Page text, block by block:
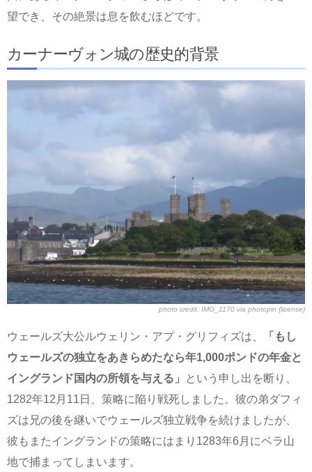
望でき、その絶景は息を飲むほどです。
カーナーヴォン城の歴史的背景
photo credit: IMG_1170 via photopin (license)
ウェールズ大公ルウェリン・アプ・グリフィズは、
「もし
ウェールズの独立をあきらめたなら年1,000ポンドの年金と
イングランド国内の所領を与える」
という申し出を断り、
1282年12月11日、策略に陥り戦死しました。彼の弟ダフィ
ズは兄の後を継いでウェールズ独立戦争を続けましたが、
彼もまたイングランドの策略にはまり1283年6月にベラ山
地で捕まってしまいます。